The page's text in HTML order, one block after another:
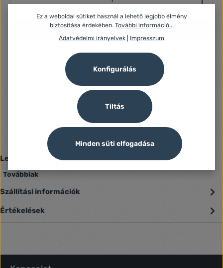
Kosárba
IPC-S7XP-6M0WED
Leírás
Továbbiak
Szállítási információk
Értékelések
Ez a weboldal sütiket használ a lehető legjobb élmény
biztosítása érdekében. További információ...
Adatvédelmi irányelvek
Impresszum
Tiltás
Konfigurálás
Minden süti elfogadása